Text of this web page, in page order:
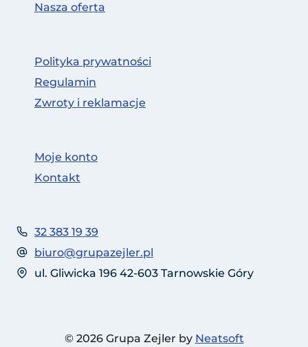
Nasza oferta
Polityka prywatności
Regulamin
Zwroty i reklamacje
Moje konto
Kontakt
32 383 19 39
biuro@grupazejler.pl
ul. Gliwicka 196 42-603 Tarnowskie Góry
© 2026 Grupa Zejler by Neatsoft